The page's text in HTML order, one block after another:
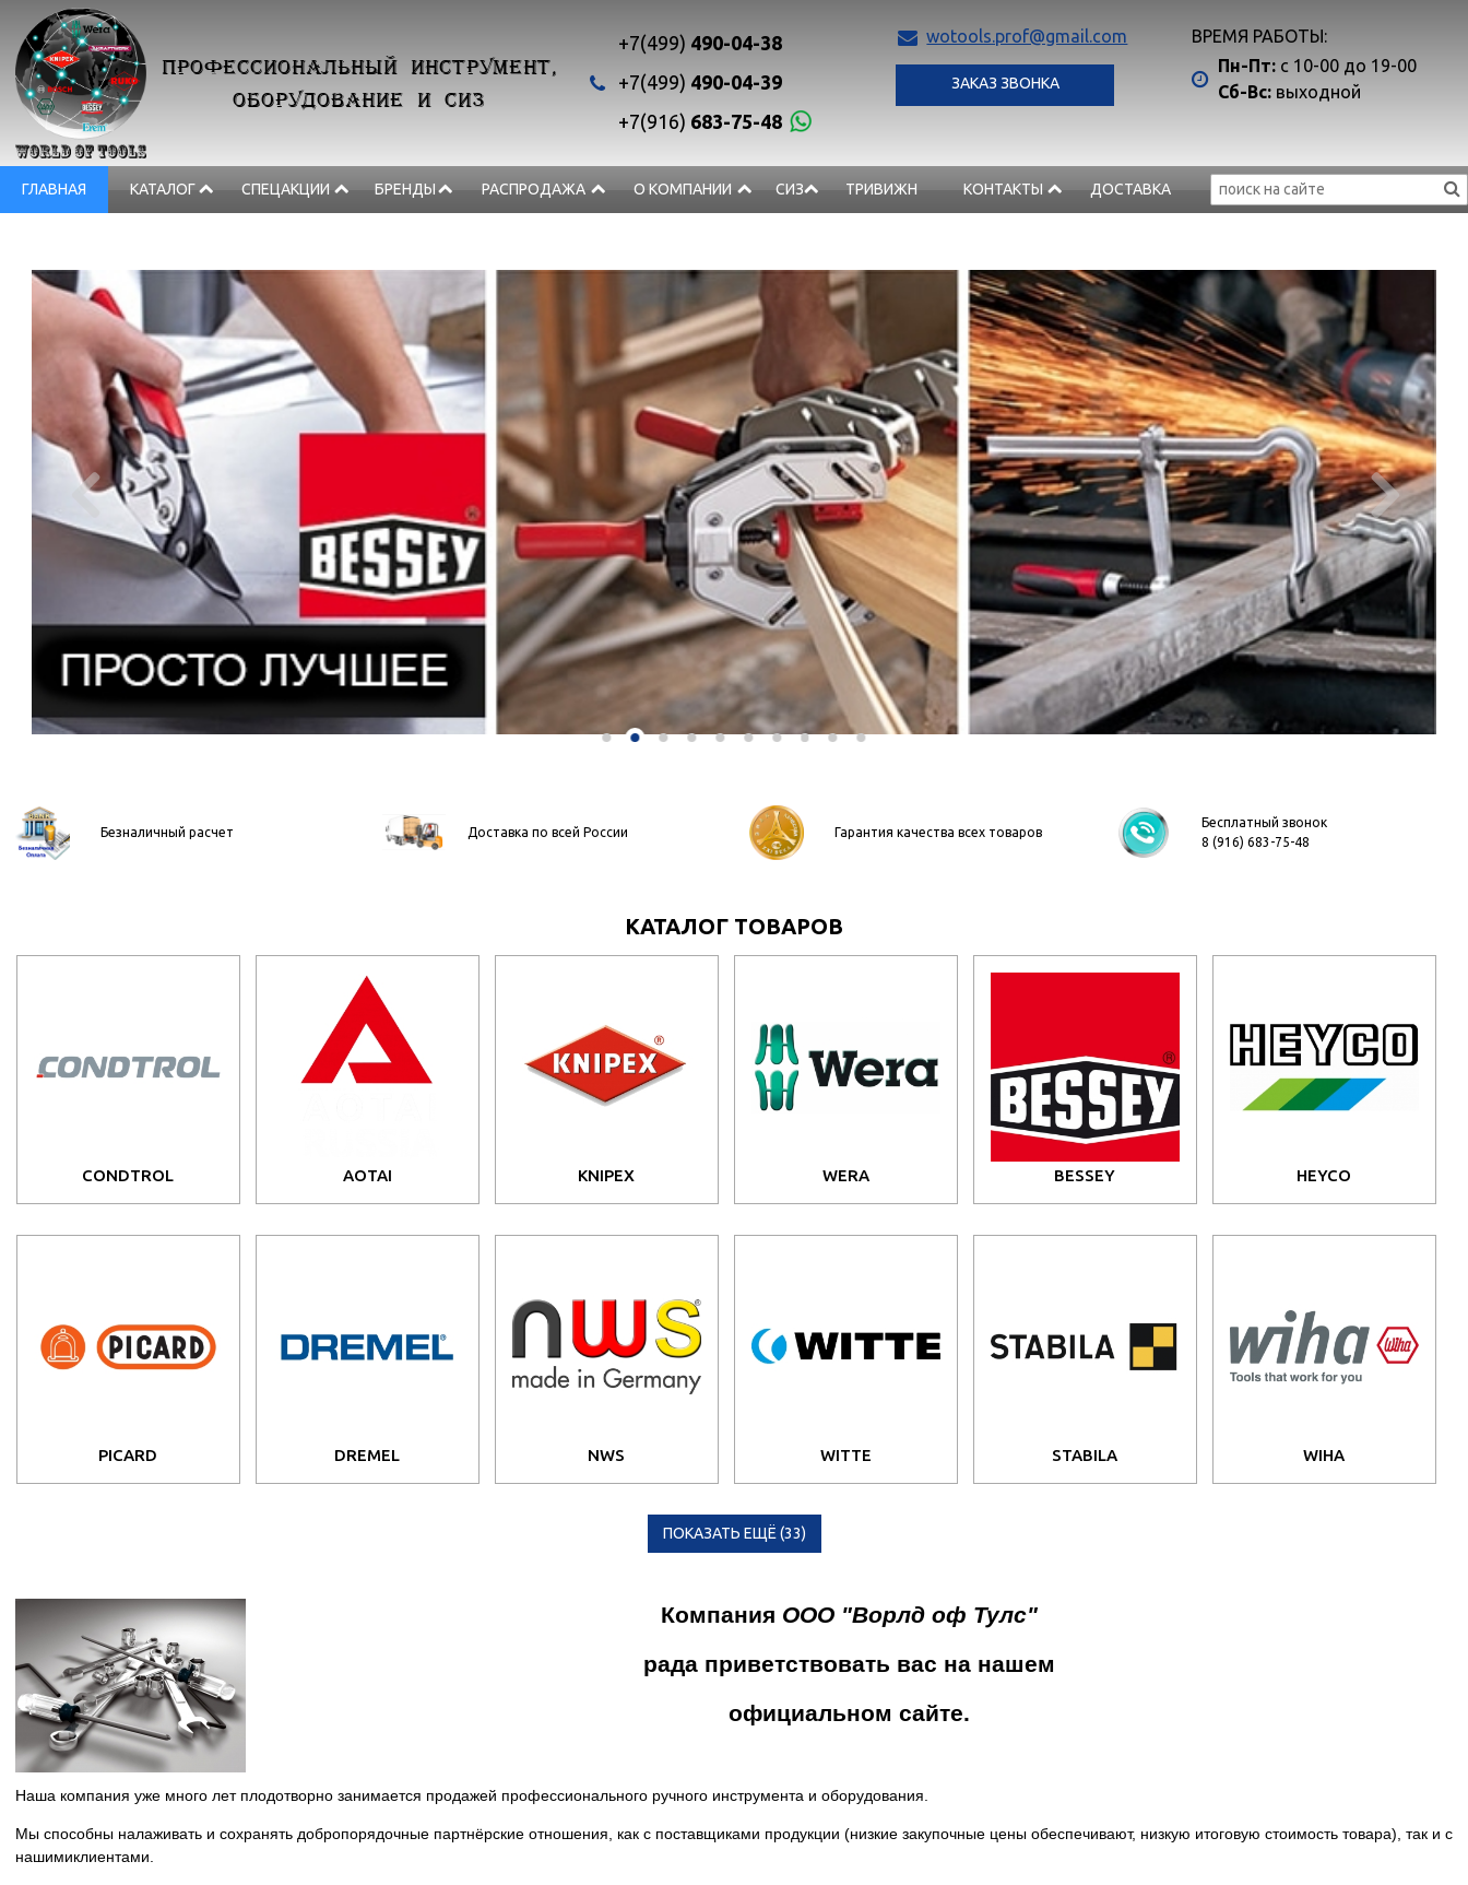
ПРОФЕССИОНАЛЬНЫЙ ИНСТРУМЕНТ,
ОБОРУДОВАНИЕ И СИЗ
+7(499) 490-04-38
+7(499) 490-04-39
+7(916) 683-75-48
wotools.prof@gmail.com
ЗАКАЗ ЗВОНКА
ВРЕМЯ РАБОТЫ:
Пн-Пт: с 10-00 до 19-00
Сб-Вс: выходной
ГЛАВНАЯ КАТАЛОГ СПЕЦАКЦИИ БРЕНДЫ РАСПРОДАЖА О КОМПАНИИ СИЗ ТРИВИЖН КОНТАКТЫ ДОСТАВКА
 
Безналичный расчет Доставка по всей России Гарантия качества всех товаров
Бесплатный звонок
8 (916) 683-75-48
КАТАЛОГ ТОВАРОВ
CONDTROL AOTAI KNIPEX WERA BESSEY HEYCO
PICARD DREMEL NWS WITTE STABILA WIHA
ПОКАЗАТЬ ЕЩЁ (33)
Компания ООО "Ворлд оф Тулс"
рада приветствовать вас на нашем
официальном сайте.
Наша компания уже много лет плодотворно занимается продажей профессионального ручного инструмента и оборудования.
Мы способны налаживать и сохранять добропорядочные партнёрские отношения, как с поставщиками продукции (низкие закупочные цены обеспечивают, низкую итоговую стоимость товара), так и с
нашимиклиентами.